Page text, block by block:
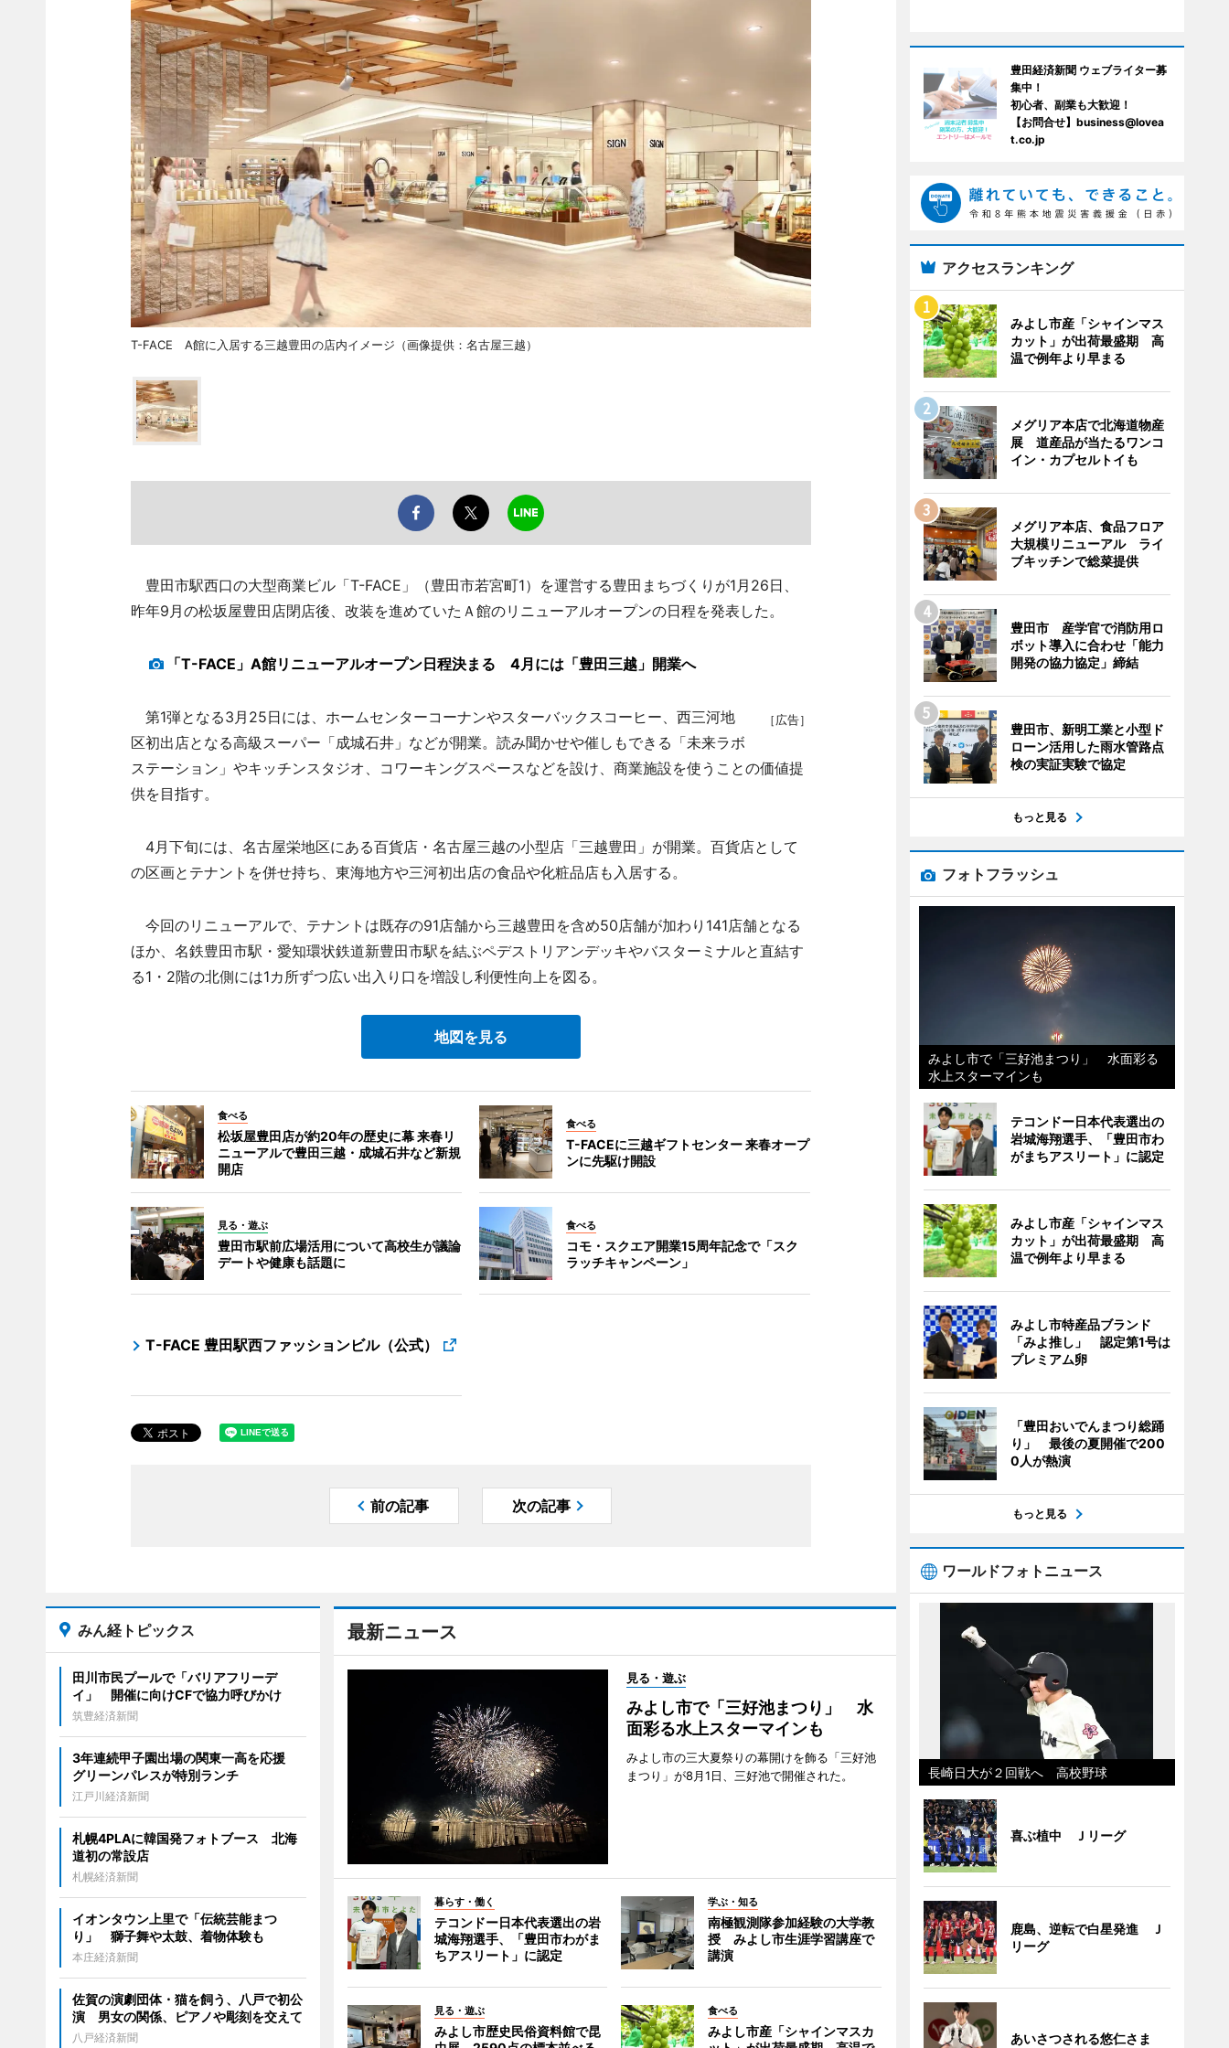
T-FACE A館に入居する三越豊田の店内イメージ（画像提供：名古屋三越）
豊田市駅西口の大型商業ビル「T-FACE」（豊田市若宮町1）を運営する豊田まちづくりが1月26日、
昨年9月の松坂屋豊田店閉店後、改装を進めていたＡ館のリニューアルオープンの日程を発表した。
「T-FACE」A館リニューアルオープン日程決まる 4月には「豊田三越」開業へ
［広告］
第1弾となる3月25日には、ホームセンターコーナンやスターバックスコーヒー、西三河地
区初出店となる高級スーパー「成城石井」などが開業。読み聞かせや催しもできる「未来ラボ
ステーション」やキッチンスタジオ、コワーキングスペースなどを設け、商業施設を使うことの価値提
供を目指す。
4月下旬には、名古屋栄地区にある百貨店・名古屋三越の小型店「三越豊田」が開業。百貨店として
の区画とテナントを併せ持ち、東海地方や三河初出店の食品や化粧品店も入居する。
今回のリニューアルで、テナントは既存の91店舗から三越豊田を含め50店舗が加わり141店舗となる
ほか、名鉄豊田市駅・愛知環状鉄道新豊田市駅を結ぶペデストリアンデッキやバスターミナルと直結す
る1・2階の北側には1カ所ずつ広い出入り口を増設し利便性向上を図る。
地図を見る
食べる
松坂屋豊田店が約20年の歴史に幕 来春リ
ニューアルで豊田三越・成城石井など新規
開店
食べる
T-FACEに三越ギフトセンター 来春オープ
ンに先駆け開設
見る・遊ぶ
豊田市駅前広場活用について高校生が議論
デートや健康も話題に
食べる
コモ・スクエア開業15周年記念で「スク
ラッチキャンペーン」
T-FACE 豊田駅西ファッションビル（公式）
前の記事 次の記事
最新ニュース
見る・遊ぶ
みよし市で「三好池まつり」 水
面彩る水上スターマインも
みよし市の三大夏祭りの幕開けを飾る「三好池
まつり」が8月1日、三好池で開催された。
暮らす・働く
テコンドー日本代表選出の岩
城海翔選手、「豊田市わがま
ちアスリート」に認定
学ぶ・知る
南極観測隊参加経験の大学教
授 みよし市生涯学習講座で
講演
見る・遊ぶ
みよし市歴史民俗資料館で昆
食べる
みよし市産「シャインマスカ
みん経トピックス
田川市民プールで「バリアフリーデ
イ」 開催に向けCFで協力呼びかけ
筑豊経済新聞
3年連続甲子園出場の関東一高を応援
グリーンパレスが特別ランチ
江戸川経済新聞
札幌4PLAに韓国発フォトブース 北海
道初の常設店
札幌経済新聞
イオンタウン上里で「伝統芸能まつ
り」 獅子舞や太鼓、着物体験も
本庄経済新聞
佐賀の演劇団体・猫を飼う、八戸で初公
演 男女の関係、ピアノや彫刻を交えて
八戸経済新聞
豊田経済新聞 ウェブライター募
集中！
初心者、副業も大歓迎！
【お問合せ】business@lovea
t.co.jp
アクセスランキング
みよし市産「シャインマス
カット」が出荷最盛期 高
温で例年より早まる
メグリア本店で北海道物産
展 道産品が当たるワンコ
イン・カプセルトイも
メグリア本店、食品フロア
大規模リニューアル ライ
ブキッチンで総菜提供
豊田市 産学官で消防用ロ
ボット導入に合わせ「能力
開発の協力協定」締結
豊田市、新明工業と小型ド
ローン活用した雨水管路点
検の実証実験で協定
もっと見る
フォトフラッシュ
みよし市で「三好池まつり」 水面彩る
水上スターマインも
テコンドー日本代表選出の
岩城海翔選手、「豊田市わ
がまちアスリート」に認定
みよし市産「シャインマス
カット」が出荷最盛期 高
温で例年より早まる
みよし市特産品ブランド
「みよ推し」 認定第1号は
プレミアム卵
「豊田おいでんまつり総踊
り」 最後の夏開催で200
0人が熱演
もっと見る
ワールドフォトニュース
長崎日大が２回戦へ 高校野球
喜ぶ植中 Ｊリーグ
鹿島、逆転で白星発進 Ｊ
リーグ
あいさつされる悠仁さま